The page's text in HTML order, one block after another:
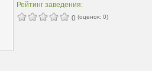
Рейтинг заведения:
0 (оценок: 0)